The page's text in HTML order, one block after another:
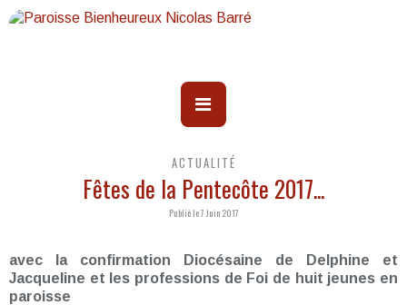
ACTUALITÉ
Fêtes de la Pentecôte 2017...
Publié le 7 Juin 2017
avec la confirmation Diocésaine de Delphine et
Jacqueline et les professions de Foi de huit jeunes en
paroisse